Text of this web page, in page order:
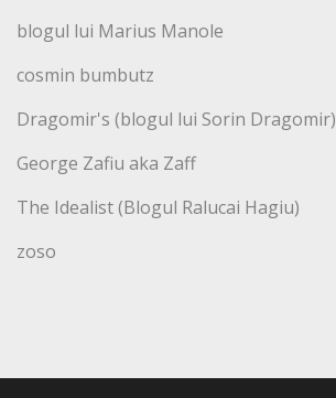
blogul lui Marius Manole
cosmin bumbutz
Dragomir's (blogul lui Sorin Dragomir)
George Zafiu aka Zaff
The Idealist (Blogul Ralucai Hagiu)
zoso